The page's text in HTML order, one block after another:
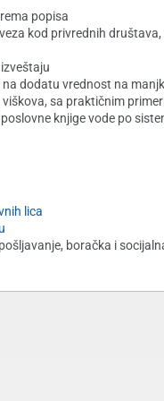
popisa
kod privrednih
dodatu vrednost na
sa praktičnim
knjige vode po
lica
boračka i